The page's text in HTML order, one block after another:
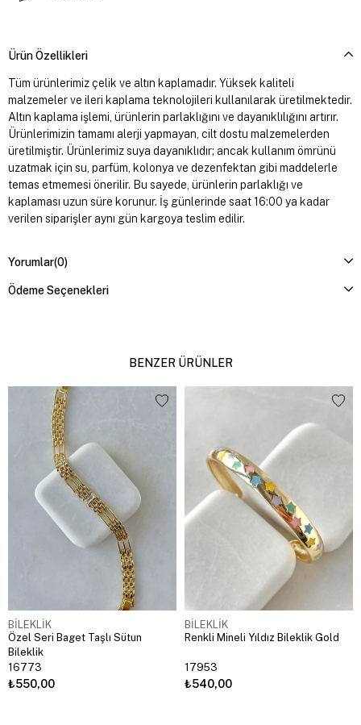
Ürün Özellikleri
Tüm ürünlerimiz çelik ve altın kaplamadır. Yüksek kaliteli
malzemeler ve ileri kaplama teknolojileri kullanılarak üretilmektedir.
Altın kaplama işlemi, ürünlerin parlaklığını ve dayanıklılığını artırır.
Ürünlerimizin tamamı alerji yapmayan, cilt dostu malzemelerden
üretilmiştir. Ürünlerimiz suya dayanıklıdır; ancak kullanım ömrünü
uzatmak için su, parfüm, kolonya ve dezenfektan gibi maddelerle
temas etmemesi önerilir. Bu sayede, ürünlerin parlaklığı ve
kaplaması uzun süre korunur. İş günlerinde saat 16:00 ya kadar
verilen siparişler aynı gün kargoya teslim edilir.
Yorumlar(0)
Ödeme Seçenekleri
BENZER ÜRÜNLER
BİLEKLİK
Özel Seri Baget Taşlı Sütun
Bileklik
16773
₺550,00
BİLEKLİK
Renkli Mineli Yıldız Bileklik Gold
17953
₺540,00